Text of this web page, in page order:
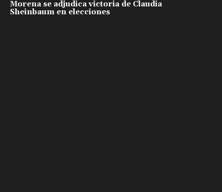
Morena se adjudica victoria de Claudia
Sheinbaum en elecciones